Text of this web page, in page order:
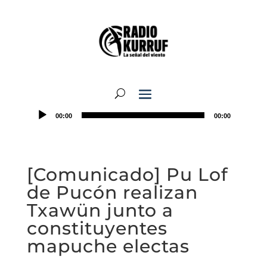
00:00 00:00
[Comunicado] Pu Lof
de Pucón realizan
Txawün junto a
constituyentes
mapuche electas